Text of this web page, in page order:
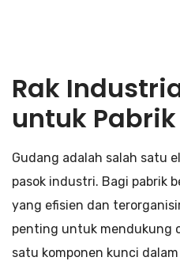
Rak
untuk
Gudang adalah salah satu
pasok industri. Bagi pabrik
yang efisien dan
penting untuk mendukung
satu komponen kunci